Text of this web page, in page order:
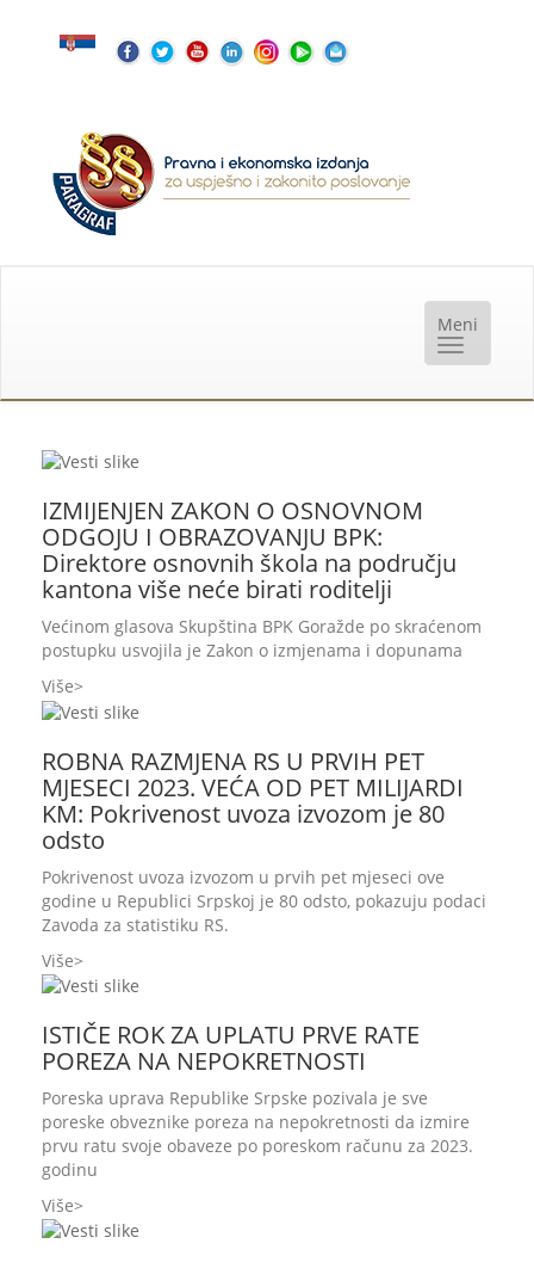
IZMIJENJEN ZAKON O OSNOVNOM
ODGOJU I OBRAZOVANJU BPK:
Direktore osnovnih škola na području
kantona više neće birati roditelji
Većinom glasova Skupština BPK Goražde po skraćenom
postupku usvojila je Zakon o izmjenama i dopunama
Više
ROBNA RAZMJENA RS U PRVIH PET
MJESECI 2023. VEĆA OD PET MILIJARDI
KM: Pokrivenost uvoza izvozom je 80
odsto
Pokrivenost uvoza izvozom u prvih pet mjeseci ove
godine u Republici Srpskoj je 80 odsto, pokazuju podaci
Zavoda za statistiku RS.
Više
ISTIČE ROK ZA UPLATU PRVE RATE
POREZA NA NEPOKRETNOSTI
Poreska uprava Republike Srpske pozivala je sve
poreske obveznike poreza na nepokretnosti da izmire
prvu ratu svoje obaveze po poreskom računu za 2023.
godinu
Više